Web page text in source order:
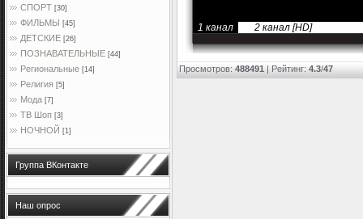
СПОРТ [30]
ФИЛЬМЫ [45]
ДЕТСКИЕ [26]
ПОЗНАВАТЕЛЬНЫЕ [44]
Региональные [14]
Религия [5]
Мода [7]
ТВ Шоп [3]
НОЧНОЙ [1]
Группа ВКонтакте
Наш опрос
1 канал 2 канал [HD]
Просмотров: 488491 | Рейтинг: 4.3/47